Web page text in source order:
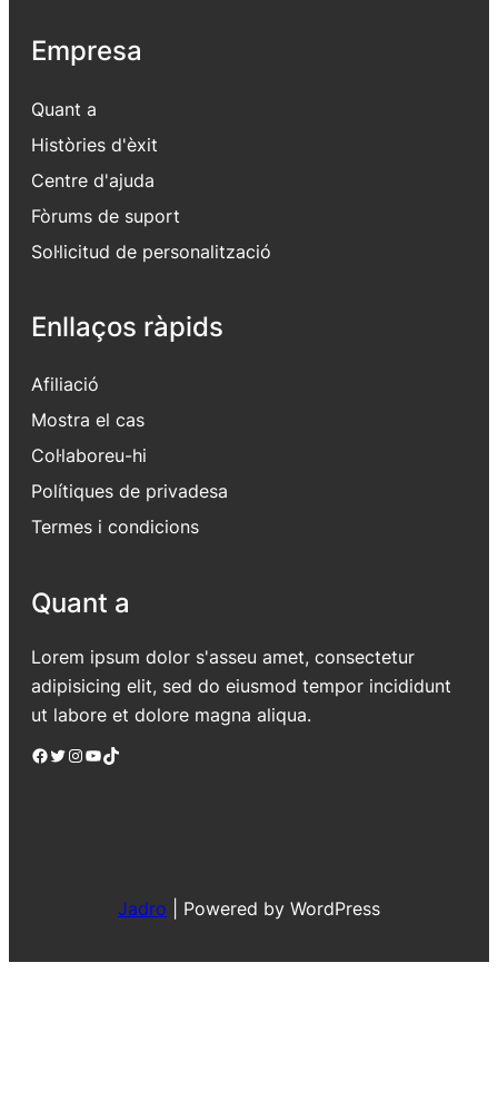
Empresa
Quant a
Històries d'èxit
Centre d'ajuda
Fòrums de suport
Sol·licitud de personalització
Enllaços ràpids
Afiliació
Mostra el cas
Col·laboreu-hi
Polítiques de privadesa
Termes i condicions
Quant a
Lorem ipsum dolor s'asseu amet, consectetur
adipisicing elit, sed do eiusmod tempor incididunt
ut labore et dolore magna aliqua.
Facebook Twitter Instagram YouTube TikTok
Jadro Powered by WordPress